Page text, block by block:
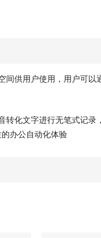
间供用户使用，用户可
转化文字进行无笔式记
办公自动化体验